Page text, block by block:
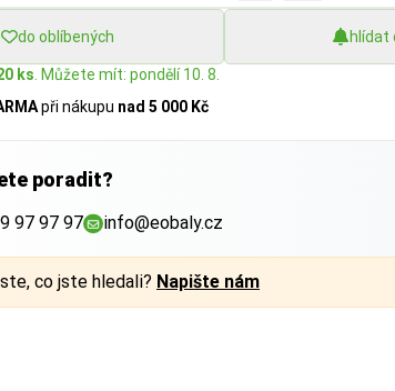
do oblíbených hlídat
ks . Můžete mít: pondělí 10. 8.
při nákupu nad 5 000 Kč
poradit?
97 97 97 info@eobaly.cz
co jste hledali? Napište nám